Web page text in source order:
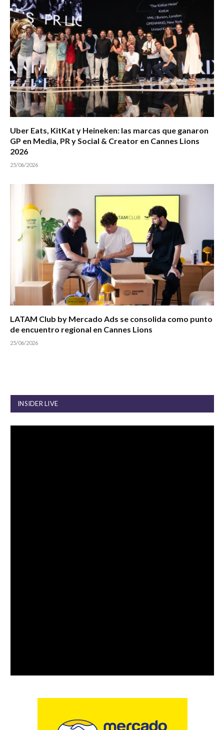
Uber Eats, KitKat y Heineken: las marcas que ganaron
GP en Media, PR y Social & Creator en Cannes Lions
2026
25/06/2026
LATAM Club by Mercado Ads se consolida como punto
de encuentro regional en Cannes Lions
25/06/2026
INSIDER LIVE